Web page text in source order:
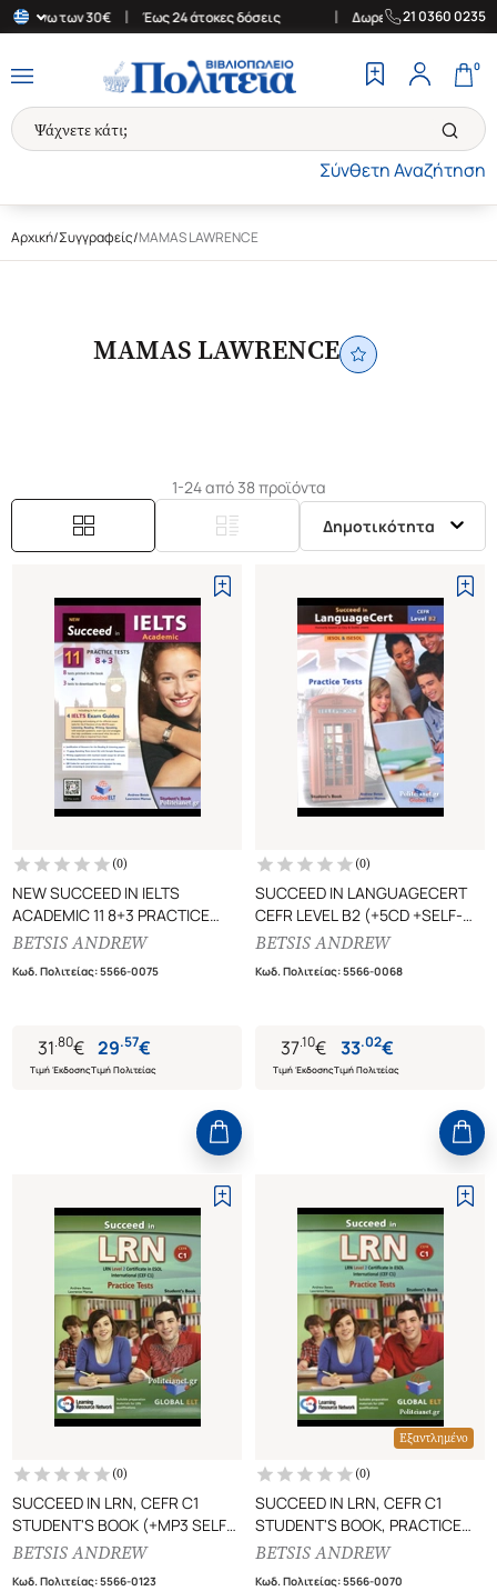
των 30€ | Έως 24 άτοκες δόσεις Δωρεάν Μεταφορικά στην
21 0360 0235
Σύνθετη Αναζήτηση
0
Αρχική/Συγγραφείς/MAMAS LAWRENCE
MAMAS LAWRENCE
1-24 από 38 προϊόντα
Δημοτικότητα
(0)
NEW SUCCEED IN IELTS
ACADEMIC 11 8+3 PRACTICE
TESTS
BETSIS ANDREW
Κωδ. Πολιτείας:5566-0075
31.80€
Τιμή Έκδοσης
29.57€
Τιμή Πολιτείας
(0)
SUCCEED IN LANGUAGECERT
CEFR LEVEL B2 (+5CD +SELF-
STUDY GUIDE
TESTS
BETSIS ANDREW
Κωδ. Πολιτείας:5566-0068
37.10€
Τιμή Έκδοσης
33.02€
Τιμή Πολιτείας
(0)
SUCCEED IN LRN, CEFR C1
STUDENT'S BOOK (+MP3 SELF
STUDY PACK)
BETSIS ANDREW
Κωδ. Πολιτείας:5566-0123
Εξαντλημένο
(0)
SUCCEED IN LRN, CEFR C1
STUDENT'S BOOK, PRACTICE
TESTS
BETSIS ANDREW
Κωδ. Πολιτείας:5566-0070